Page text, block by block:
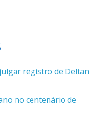
registro de Deltan
no centenário de